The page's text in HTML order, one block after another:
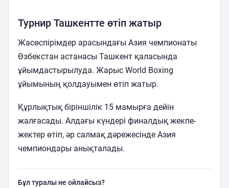
Турнир Ташкентте өтіп жатыр
Жасөспірімдер арасындағы Азия чемпионаты
Өзбекстан астанасы Ташкент қаласында
ұйымдастырылуда. Жарыс World Boxing
ұйымының қолдауымен өтіп жатыр.
Құрлықтық біріншілік 15 мамырға дейін
жалғасады. Алдағы күндері финалдық жекпе-
жектер өтіп, әр салмақ дәрежесінде Азия
чемпиондары анықталады.
Бұл туралы не ойлайсыз?